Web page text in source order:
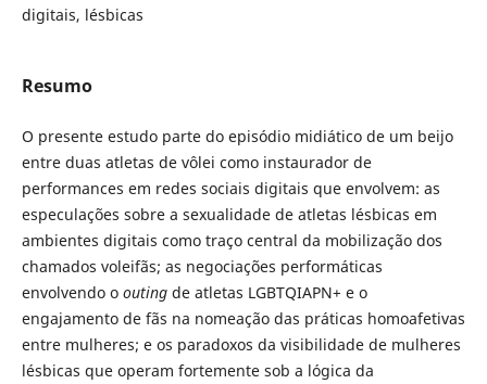
digitais, lésbicas
Resumo
O presente estudo parte do episódio midiático de um beijo
entre duas atletas de vôlei como instaurador de
performances em redes sociais digitais que envolvem: as
especulações sobre a sexualidade de atletas lésbicas em
ambientes digitais como traço central da mobilização dos
chamados voleifãs; as negociações performáticas
envolvendo o outingde atletas LGBTQIAPN+ e o
engajamento de fãs na nomeação das práticas homoafetivas
entre mulheres; e os paradoxos da visibilidade de mulheres
lésbicas que operam fortemente sob a lógica da